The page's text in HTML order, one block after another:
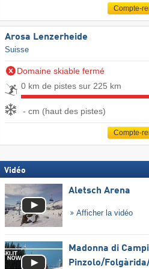
Compte-
Arosa Lenzerheide
Suisse
Domaine skiable fermé
0 km de pistes sur 225 km
- cm (haut des pistes)
Compte-
Vidéo
Aletsch Arena
Afficher la vidéo
Madonna di
Pinzolo/​